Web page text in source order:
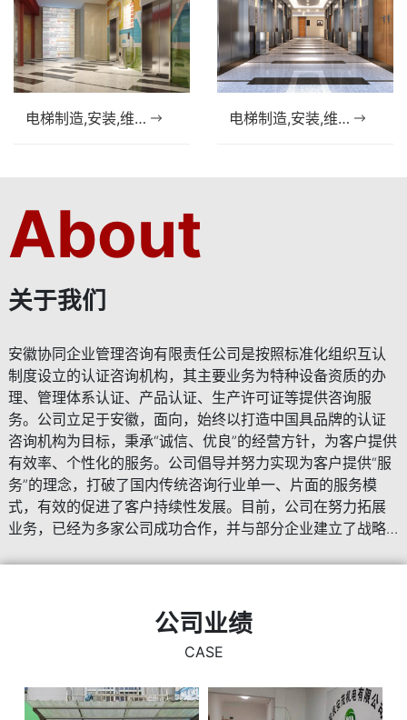
电梯制造,安装,维修资质（许可证）办理 电梯制造,安装,维修资质（许可证）办理
起重机制造,安装,维修资质（许可证）办理
压力管道制造,安装,维修资质（许可证）办理
About
关于我们
安徽协同企业管理咨询有限责任公司是按照标准化组织互认
制度设立的认证咨询机构，其主要业务为特种设备资质的办
理、管理体系认证、产品认证、生产许可证等提供咨询服
务。公司立足于安徽，面向，始终以打造中国具品牌的认证
咨询机构为目标，秉承“诚信、优良”的经营方针，为客户提供
有效率、个性化的服务。公司倡导并努力实现为客户提供“服
务”的理念，打破了国内传统咨询行业单一、片面的服务模
式，有效的促进了客户持续性发展。目前，公司在努力拓展
业务，已经为多家公司成功合作，并与部分企业建立了战略
公司业绩
CASE